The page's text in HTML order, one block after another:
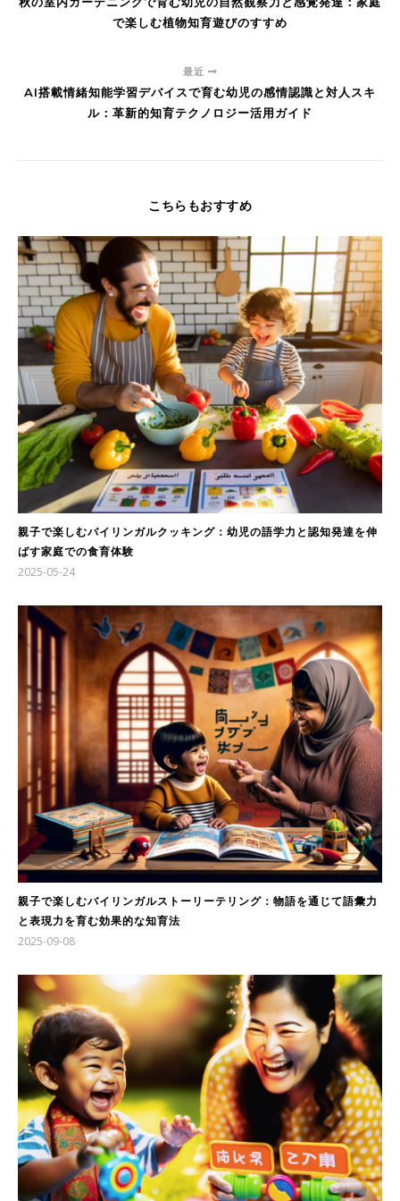
で楽しむ植物知育遊びのすすめ
最近
AI搭載情緒知能学習デバイスで育む幼児の感情認識と対人スキ
ル：革新的知育テクノロジー活用ガイド
こちらもおすすめ
親子で楽しむバイリンガルクッキング：幼児の語学力と認知発達を伸
ばす家庭での食育体験
2025-05-24
親子で楽しむバイリンガルストーリーテリング：物語を通じて語彙力
と表現力を育む効果的な知育法
2025-09-08